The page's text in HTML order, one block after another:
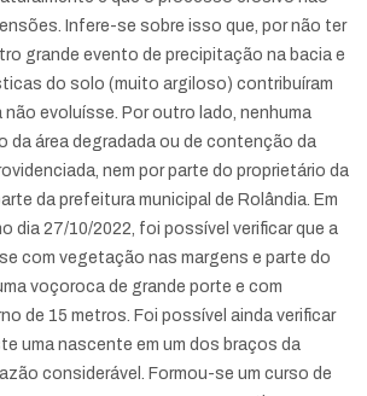
Infere-se sobre isso que, por não ter
grande evento de precipitação na bacia e
do solo (muito argiloso) contribuíram
evoluísse. Por outro lado, nenhuma
da área degradada ou de contenção da
nem por parte do proprietário da
da prefeitura municipal de Rolândia. Em
dia 27/10/2022, foi possível verificar que a
com vegetação nas margens e parte do
voçoroca de grande porte e com
de 15 metros. Foi possível ainda verificar
uma nascente em um dos braços da
considerável. Formou-se um curso de